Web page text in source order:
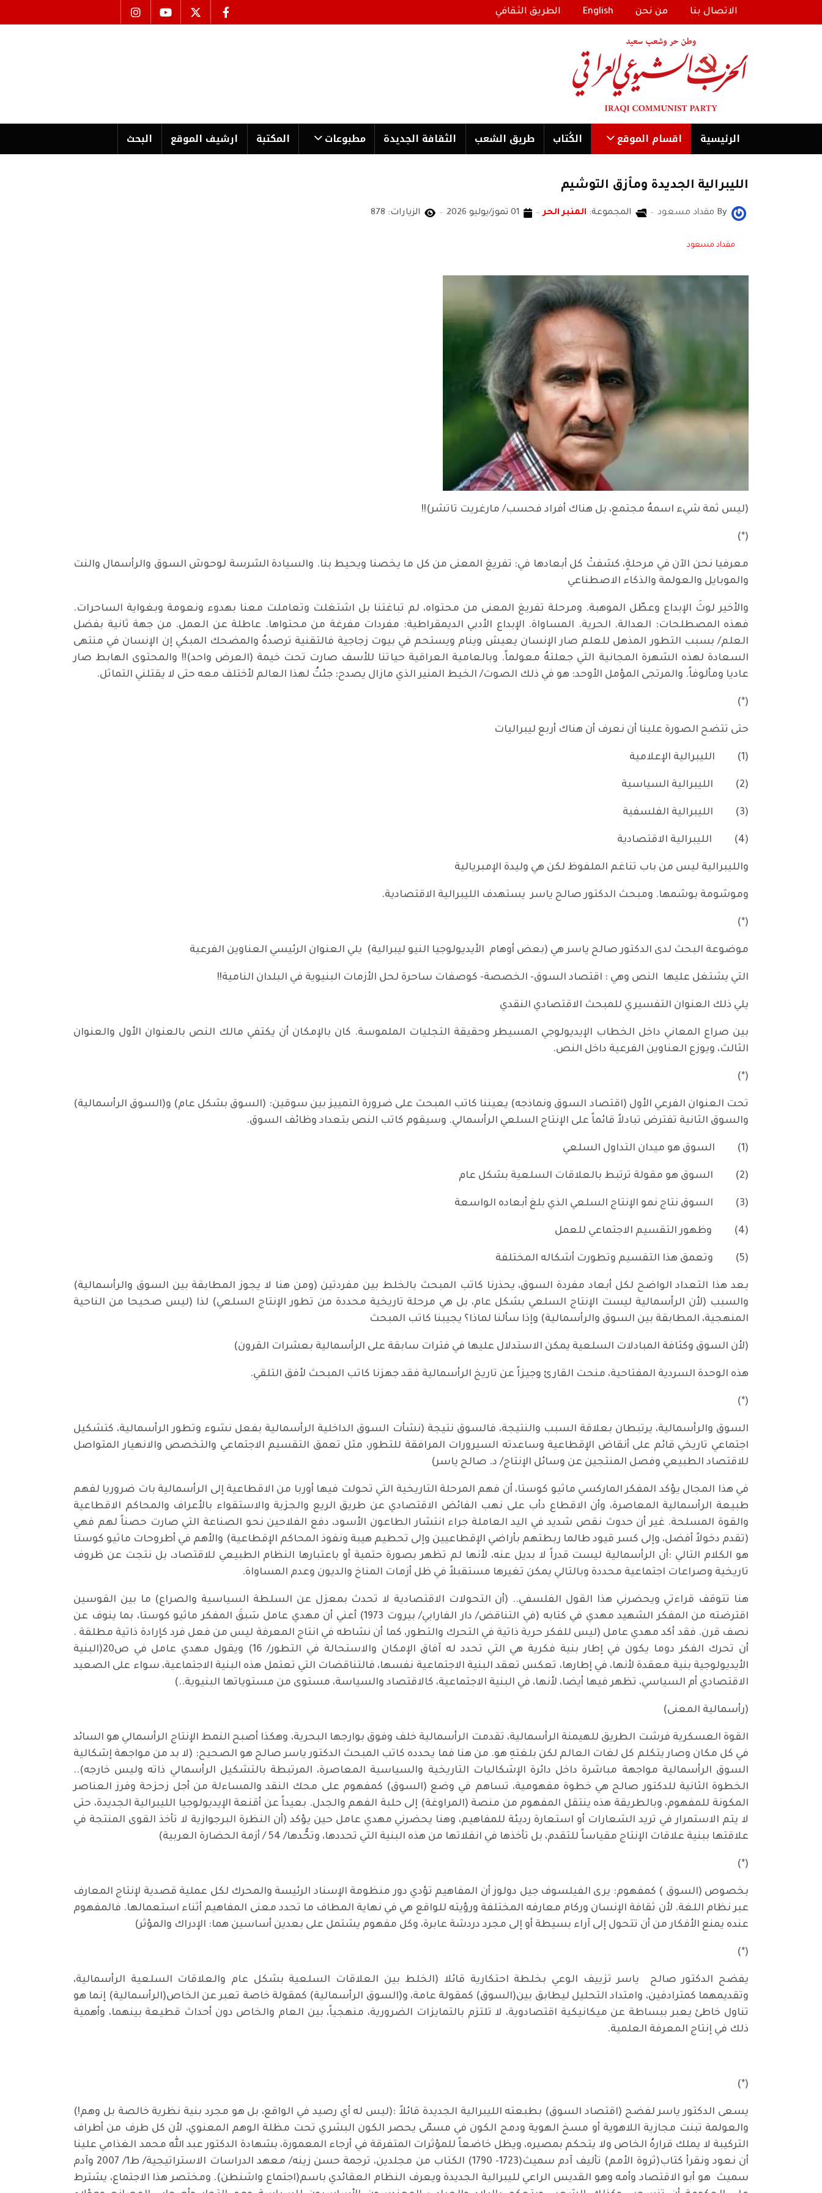
الاتصال بنا من نحن English الطريق الثقافي
الرئیسية اقسام الموقع الكُتاب طریق الشعب الثقافة الجدیدة مطبوعات المكتبة ارشیف الموقع البحث
الليبرالية الجديدة ومأزق التوشيم
By مقداد مسعود المجموعة: المنبر الحر 01 تموز/يوليو 2026 الزيارات: 878
مقداد مسعود
(ليس ثمة شيء اسمهُ مجتمع، بل هناك أفراد فحسب/ مارغريت تاتشر)!!
(*)
معرفيا نحن الآن في مرحلةٍ، كشفتْ كل أبعادها في: تفريغ المعنى من كل ما يخصنا ويحيط بنا. والسيادة الشرسة لوحوش السوق والرأسمال والنت
والموبايل والعولمة والذكاء الاصطناعي
والأخير لوثَ الإبداع وعطّل الموهبة. ومرحلة تفريغ المعنى من محتواه، لم تباغتنا بل اشتغلت وتعاملت معنا بهدوء ونعومة وبغواية الساحرات.
فهذه المصطلحات: العدالة. الحرية. المساواة. الإبداع الأدبي الديمقراطية: مفردات مفرغة من محتواها. عاطلة عن العمل. من جهة ثانية بفضل
العلم/ بسبب التطور المذهل للعلم صار الإنسان يعيش وينام ويستحم في بيوت زجاجية فالتقنية ترصدهُ والمضحك المبكي إن الإنسان في منتهى
السعادة لهذه الشهرة المجانية التي جعلتهُ معولماً. وبالعامية العراقية حياتنا للأسف صارت تحت خيمة (العرض واحد)!! والمحتوى الهابط صار
عاديا ومألوفاً. والمرتجى المؤمل الأوحد: هو في ذلك الصوت/ الخيط المنير الذي مازال يصدح: جئتُ لهذا العالم لأختلف معه حتى لا يقتلني التماثل.
(*)
حتى تتضح الصورة علينا أن نعرف أن هناك أربع ليبراليات
(1) الليبرالية الإعلامية
(2) الليبرالية السياسية
(3) الليبرالية الفلسفية
(4) الليبرالية الاقتصادية
والليبرالية ليس من باب تناغم الملفوظ لكن هي وليدة الإمبريالية
وموشومة بوشمها. ومبحث الدكتور صالح ياسر يستهدف الليبرالية الاقتصادية.
(*)
موضوعة البحث لدى الدكتور صالح ياسر هي (بعض أوهام الأيديولوجيا النيو ليبرالية) يلي العنوان الرئيسي العناوين الفرعية
التي يشتغل عليها النص وهي : اقتصاد السوق- الخصصة- كوصفات ساحرة لحل الأزمات البنيوية في البلدان النامية!!
يلي ذلك العنوان التفسيري للمبحث الاقتصادي النقدي
بين صراع المعاني داخل الخطاب الإيديولوجي المسيطر وحقيقة التجليات الملموسة. كان بالإمكان أن يكتفي مالك النص بالعنوان الأول والعنوان
الثالث، ويوزع العناوين الفرعية داخل النص.
(*)
تحت العنوان الفرعي الأول (اقتصاد السوق ونماذجه) يعيننا كاتب المبحث على ضرورة التمييز بين سوقين: (السوق بشكل عام) و(السوق الرأسمالية)
والسوق الثانية تفترض تبادلاً قائماً على الإنتاج السلعي الرأسمالي. وسيقوم كاتب النص بتعداد وظائف السوق.
(1) السوق هو ميدان التداول السلعي
(2) السوق هو مقولة ترتبط بالعلاقات السلعية بشكل عام
(3) السوق نتاج نمو الإنتاج السلعي الذي بلغ أبعاده الواسعة
(4) وظهور التقسيم الاجتماعي للعمل
(5) وتعمق هذا التقسيم وتطورت أشكاله المختلفة
بعد هذا التعداد الواضح لكل أبعاد مفردة السوق، يحذرنا كاتب المبحث بالخلط بين مفردتين (ومن هنا لا يجوز المطابقة بين السوق والرأسمالية)
والسبب (لأن الرأسمالية ليست الإنتاج السلعي بشكل عام، بل هي مرحلة تاريخية محددة من تطور الإنتاج السلعي) لذا (ليس صحيحا من الناحية
المنهجية، المطابقة بين السوق والرأسمالية) وإذا سألنا لماذا؟ يجيبنا كاتب المبحث
(لأن السوق وكثافة المبادلات السلعية يمكن الاستدلال عليها في فترات سابقة على الرأسمالية بعشرات القرون)
هذه الوحدة السردية المفتاحية، منحت القارئ وجيزاً عن تاريخ الرأسمالية فقد جهزنا كاتب المبحث لأفق التلقي.
(*)
السوق والرأسمالية، يرتبطان بعلاقة السبب والنتيجة، فالسوق نتيجة (نشأت السوق الداخلية الرأسمالية بفعل نشوء وتطور الرأسمالية، كتشكيل
اجتماعي تاريخي قائم على أنقاض الإقطاعية وساعدته السيرورات المرافقة للتطور، مثل تعمق التقسيم الاجتماعي والتخصص والانهيار المتواصل
للاقتصاد الطبيعي وفصل المنتجين عن وسائل الإنتاج/ د. صالح ياسر)
في هذا المجال يؤكد المفكر الماركسي ماثيو كوستا، أن فهم المرحلة التاريخية التي تحولت فيها أوربا من الاقطاعية إلى الرأسمالية بات ضروريا لفهم
طبيعة الرأسمالية المعاصرة، وأن الاقطاع دأب على نهب الفائض الاقتصادي عن طريق الريع والجزية والاستقواء بالأعراف والمحاكم الاقطاعية
والقوة المسلحة. غير أن حدوث نقص شديد في اليد العاملة جراء انتشار الطاعون الأسود، دفع الفلاحين نحو الصناعة التي صارت حصناً لهم فهي
(تقدم دخولاً أفضل، وإلى كسر قيود طالما ربطتهم بأراضي الإقطاعيين وإلى تحطيم هيبة ونفوذ المحاكم الإقطاعية) والأهم في أطروحات ماثيو كوستا
هو الكلام التالي :أن الرأسمالية ليست قدراً لا بديل عنه، لأنها لم تظهر بصورة حتمية أو باعتبارها النظام الطبيعي للاقتصاد، بل نتجت عن ظروف
تاريخية وصراعات اجتماعية محددة وبالتالي يمكن تغيرها مستقبلاً في ظل أزمات المناخ والديون وعدم المساواة.
هنا تتوقف قراءتي ويحضرني هذا القول الفلسفي.. (أن التحولات الاقتصادية لا تحدث بمعزل عن السلطة السياسية والصراع) ما بين القوسين
اقترضته من المفكر الشهيد مهدي في كتابه (في التناقض/ دار الفارابي/ بيروت 1973) أعني أن مهدي عامل سَبقَ المفكر ماثيو كوستا، بما ينوف عن
نصف قرن. فقد أكد مهدي عامل (ليس للفكر حرية ذاتية في التحرك والتطور، كما أن نشاطه في انتاج المعرفة ليس من فعل فرد كإرادة ذاتية مطلقة .
أن تحرك الفكر دوما يكون في إطار بنية فكرية هي التي تحدد له آفاق الإمكان والاستحالة في التطور/ 16) ويقول مهدي عامل في ص20(البنية
الأيديولوجية بنية معقدة لأنها، في إطارها، تعكس تعقد البنية الاجتماعية نفسها، فالتناقضات التي تعتمل هذه البنية الاجتماعية، سواء على الصعيد
الاقتصادي أم السياسي، تظهر فيها أيضا، لأنها، في البنية الاجتماعية، كالاقتصاد والسياسة، مستوى من مستوياتها البنيوية..)
(رأسمالية المعنى)
القوة العسكرية فرشت الطريق للهيمنة الرأسمالية، تقدمت الرأسمالية خلف وفوق بوارجها البحرية، وهكذا أصبح النمط الإنتاج الرأسمالي هو السائد
في كل مكان وصار يتكلم كل لغات العالم لكن بلغتهِ هو. من هنا فما يحدده كاتب المبحث الدكتور ياسر صالح هو الصحيح: (لا بد من مواجهة إشكالية
السوق الرأسمالية مواجهة مباشرة داخل دائرة الإشكاليات التاريخية والسياسية المعاصرة، المرتبطة بالتشكيل الرأسمالي ذاته وليس خارجه)..
الخطوة الثانية للدكتور صالح هي خطوة مفهومية، تساهم في وضع (السوق) كمفهوم على محك النقد والمساءلة من أجل زحزحة وفرز العناصر
المكونة للمفهوم، وبالطريقة هذه ينتقل المفهوم من منصة (المراوغة) إلى حلبة الفهم والجدل. بعيداً عن أقنعة الإيديولوجيا الليبرالية الجديدة، حتى
لا يتم الاستمرار في تريد الشعارات أو استعارة رديئة للمفاهيم، وهنا يحضرني مهدي عامل حين يؤكد (أن النظرة البرجوازية لا تأخذ القوى المنتجة في
علاقتها ببنية علاقات الإنتاج مقياساً للتقدم، بل تأخذها في انفلاتها من هذه البنية التي تحددها، وتحُّدها/ 54 / أزمة الحضارة العربية)
(*)
بخصوص (السوق ) كمفهوم: يرى الفيلسوف جيل دولوز أن المفاهيم تؤدي دور منظومة الإسناد الرئيسة والمحرك لكل عملية قصدية لإنتاج المعارف
عبر نظام اللغة. لأن ثقافة الإنسان وركام معارفه المختلفة ورؤيته للواقع هي في نهاية المطاف ما تحدد معنى المفاهيم أثناء استعمالها. فالمفهوم
عنده يمنع الأفكار من أن تتحول إلى آراء بسيطة أو إلى مجرد دردشة عابرة، وكل مفهوم يشتمل على بعدين أساسين هما: الإدراك والمؤثر)
(*)
يفضح الدكتور صالح ياسر تزييف الوعي بخلطة احتكارية قائلا (الخلط بين العلاقات السلعية بشكل عام والعلاقات السلعية الرأسمالية،
وتقديمهما كمترادفين، وامتداد التحليل ليطابق بين(السوق) كمقولة عامة، و(السوق الرأسمالية) كمقولة خاصة تعبر عن الخاص(الرأسمالية) إنما هو
تناول خاطئ يعبر ببساطة عن ميكانيكية اقتصادوية، لا تلتزم بالتمايزات الضرورية، منهجياً، بين العام والخاص دون أحداث قطيعة بينهما، وأهمية
ذلك في إنتاج المعرفة العلمية.
(*)
يسعى الدكتور ياسر لفضح (اقتصاد السوق) بطبعته الليبرالية الجديدة قائلاً :(ليس له أي رصيد في الواقع، بل هو مجرد بنية نظرية خالصة بل وهم!)
والعولمة تبنت مجازية اللاهوية أو مسخ الهوية ودمج الكون في مسمّى يحصر الكون البشري تحت مظلة الوهم المعنوي، لأن كل طرف من أطراف
التركيبة لا يملك قرارهُ الخاص ولا يتحكم بمصيره، ويظل خاضعاً للمؤثرات المتفرقة في أرجاء المعمورة، بشهادة الدكتور عبد الله محمد الغذامي علينا
أن نعود ونقرأ كتاب(ثروة الأمم) تأليف آدم سميث(1723- 1790) الكتاب من مجلدين، ترجمة حسن زينه/ معهد الدراسات الاستراتيجية/ ط1/ 2007 وآدم
سميث هو أبو الاقتصاد وأمه وهو القديس الراعي لليبرالية الجديدة ويعرف النظام العقائدي باسم(اجتماع واشنطن). ومختصر هذا الاجتماع، يشترط